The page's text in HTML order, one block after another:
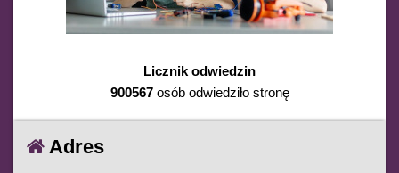
Licznik odwiedzin
900567osób odwiedziło stronę
Adres